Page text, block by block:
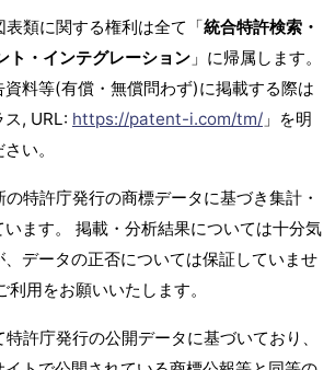
表類に関する権利は全て「統合特許検索・
ト・インテグレーション 」に帰属します。
料等(有償・無償問わず)に掲載する際は
ス, URL: https://patent-i.com/tm/ 」を明
い。
特許庁発行の商標データに基づき集計・
ます。 掲載・分析結果については十分気
、データの正否については保証していませ
用をお願いいたします。
許庁発行の公開データに基づいており、